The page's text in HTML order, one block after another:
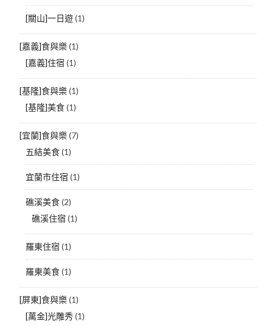
[關山]一日遊(1)
[嘉義]食與樂(1)
[嘉義]住宿 (1)
[基隆]食與樂(1)
[基隆]美食(1)
[宜蘭]食與樂(7)
五結美食(1)
宜蘭市住宿 (1)
礁溪美食(2)
礁溪住宿 (1)
羅東住宿 (1)
羅東美食(1)
[屏東]食與樂(1)
[萬金]光雕秀(1)